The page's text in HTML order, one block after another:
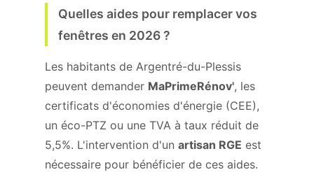
Quelles aides pour remplacer vos
fenêtres en 2026 ?
Les habitants de Argentré-du-Plessis
peuvent demander MaPrimeRénov', les
certificats d'économies d'énergie (CEE),
un éco-PTZ ou une TVA à taux réduit de
5,5%. L'intervention d'un artisan RGE est
nécessaire pour bénéficier de ces aides.